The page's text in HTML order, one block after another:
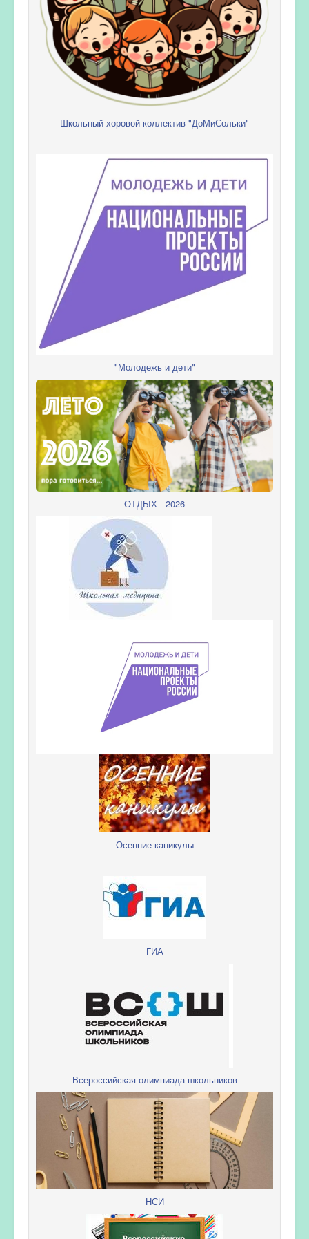
Школьный хоровой коллектив "ДоМиСольки"
"Молодежь и дети"
ОТДЫХ - 2026
Осенние каникулы
ГИА
Всероссийская олимпиада школьников
НСИ